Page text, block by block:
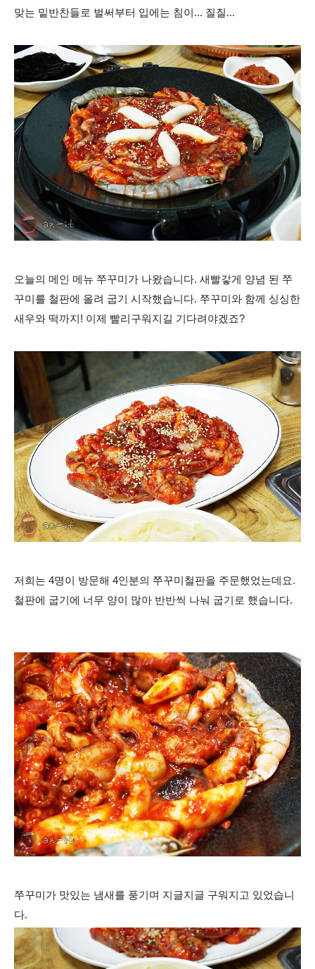
맞는 밑반찬들로 벌써부터 입에는 침이... 질질...
오늘의 메인 메뉴 쭈꾸미가 나왔습니다. 새빨갛게 양념 된 쭈
꾸미를 철판에 올려 굽기 시작했습니다. 쭈꾸미와 함께 싱싱한
새우와 떡까지! 이제 빨리구워지길 기다려야겠죠?
저희는 4명이 방문해 4인분의 쭈꾸미철판을 주문했었는데요.
철판에 굽기에 너무 양이 많아 반반씩 나눠 굽기로 했습니다.
쭈꾸미가 맛있는 냄새를 풍기며 지글지글 구워지고 있었습니
다.